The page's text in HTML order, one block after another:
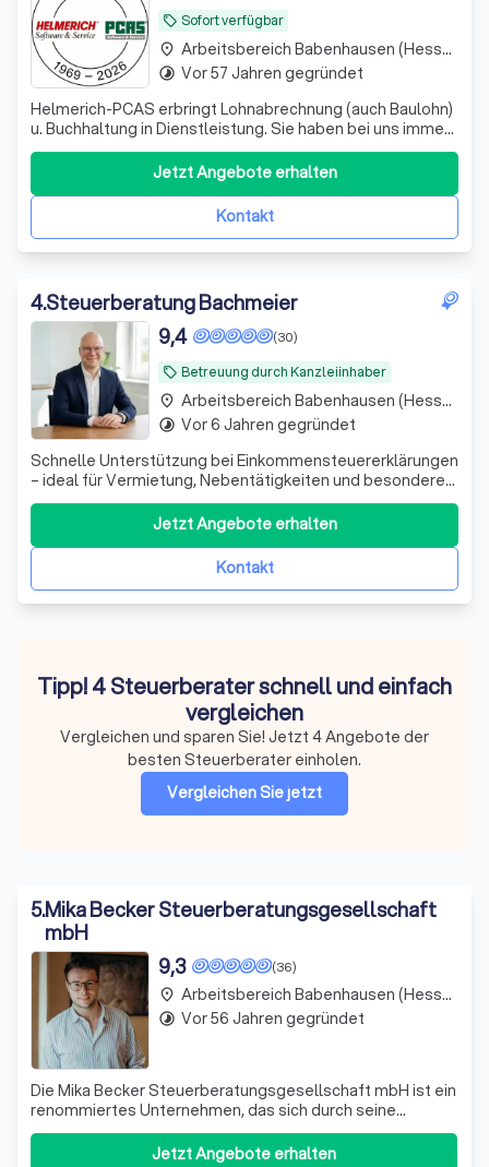
local_offer Sofort verfügbar
Helmerich-PCAS erbringt Lohnabrechnung (auch Baulohn)
u. Buchhaltung in Dienstleistung. Sie haben bei uns immer
einen festen Ansprechpartner, den Sie per Telefon,
Telefax oder eMail erreichen können.
Kontakt
Jetzt Angebote erhalten
place Arbeitsbereich Babenhausen (Hessen)
timelapse Vor 57 Jahren gegründet
4.Steuerberatung Bachmeier
local_offer Betreuung durch Kanzleiinhaber
(30)
9,4
Schnelle Unterstützung bei Einkommensteuererklärungen
– ideal für Vermietung, Nebentätigkeiten und besondere
private Situationen. Persönlich und unkompliziert.
Kontakt
Jetzt Angebote erhalten
place Arbeitsbereich Babenhausen (Hessen)
timelapse Vor 6 Jahren gegründet
Tipp! 4 Steuerberater schnell und einfach
vergleichen
Vergleichen und sparen Sie! Jetzt 4 Angebote der
besten Steuerberater einholen.
Vergleichen Sie jetzt
5.Mika Becker Steuerberatungsgesellschaft
mbH
(36)
9,3
Die Mika Becker Steuerberatungsgesellschaft mbH ist ein
renommiertes Unternehmen, das sich durch seine
Expertise in der Steuerberatung auszeichnet. Wir sind
stolz darauf, unseren Kunden eine umfassende Palette an
Jetzt Angebote erhalten
place Arbeitsbereich Babenhausen (Hessen)
timelapse Vor 56 Jahren gegründet